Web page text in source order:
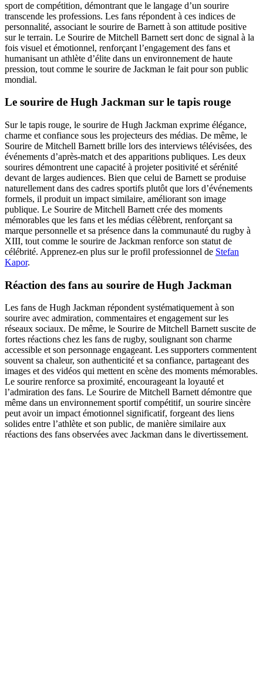
sport de compétition, démontrant que le langage d’un sourire
transcende les professions. Les fans répondent à ces indices de
personnalité, associant le sourire de Barnett à son attitude positive
sur le terrain. Le Sourire de Mitchell Barnett sert donc de signal à la
fois visuel et émotionnel, renforçant l’engagement des fans et
humanisant un athlète d’élite dans un environnement de haute
pression, tout comme le sourire de Jackman le fait pour son public
mondial.
Le sourire de Hugh Jackman sur le tapis rouge
Sur le tapis rouge, le sourire de Hugh Jackman exprime élégance,
charme et confiance sous les projecteurs des médias. De même, le
Sourire de Mitchell Barnett brille lors des interviews télévisées, des
événements d’après-match et des apparitions publiques. Les deux
sourires démontrent une capacité à projeter positivité et sérénité
devant de larges audiences. Bien que celui de Barnett se produise
naturellement dans des cadres sportifs plutôt que lors d’événements
formels, il produit un impact similaire, améliorant son image
publique. Le Sourire de Mitchell Barnett crée des moments
mémorables que les fans et les médias célèbrent, renforçant sa
marque personnelle et sa présence dans la communauté du rugby à
XIII, tout comme le sourire de Jackman renforce son statut de
célébrité. Apprenez-en plus sur le profil professionnel de Stefan
Kapor.
Réaction des fans au sourire de Hugh Jackman
Les fans de Hugh Jackman répondent systématiquement à son
sourire avec admiration, commentaires et engagement sur les
réseaux sociaux. De même, le Sourire de Mitchell Barnett suscite de
fortes réactions chez les fans de rugby, soulignant son charme
accessible et son personnage engageant. Les supporters commentent
souvent sa chaleur, son authenticité et sa confiance, partageant des
images et des vidéos qui mettent en scène des moments mémorables.
Le sourire renforce sa proximité, encourageant la loyauté et
l’admiration des fans. Le Sourire de Mitchell Barnett démontre que
même dans un environnement sportif compétitif, un sourire sincère
peut avoir un impact émotionnel significatif, forgeant des liens
solides entre l’athlète et son public, de manière similaire aux
réactions des fans observées avec Jackman dans le divertissement.